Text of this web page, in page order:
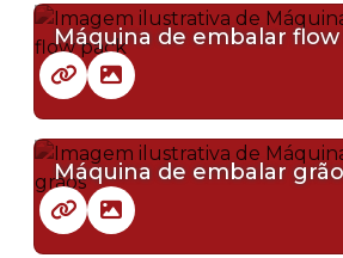
Máquina de embalar
Máquina de embalar